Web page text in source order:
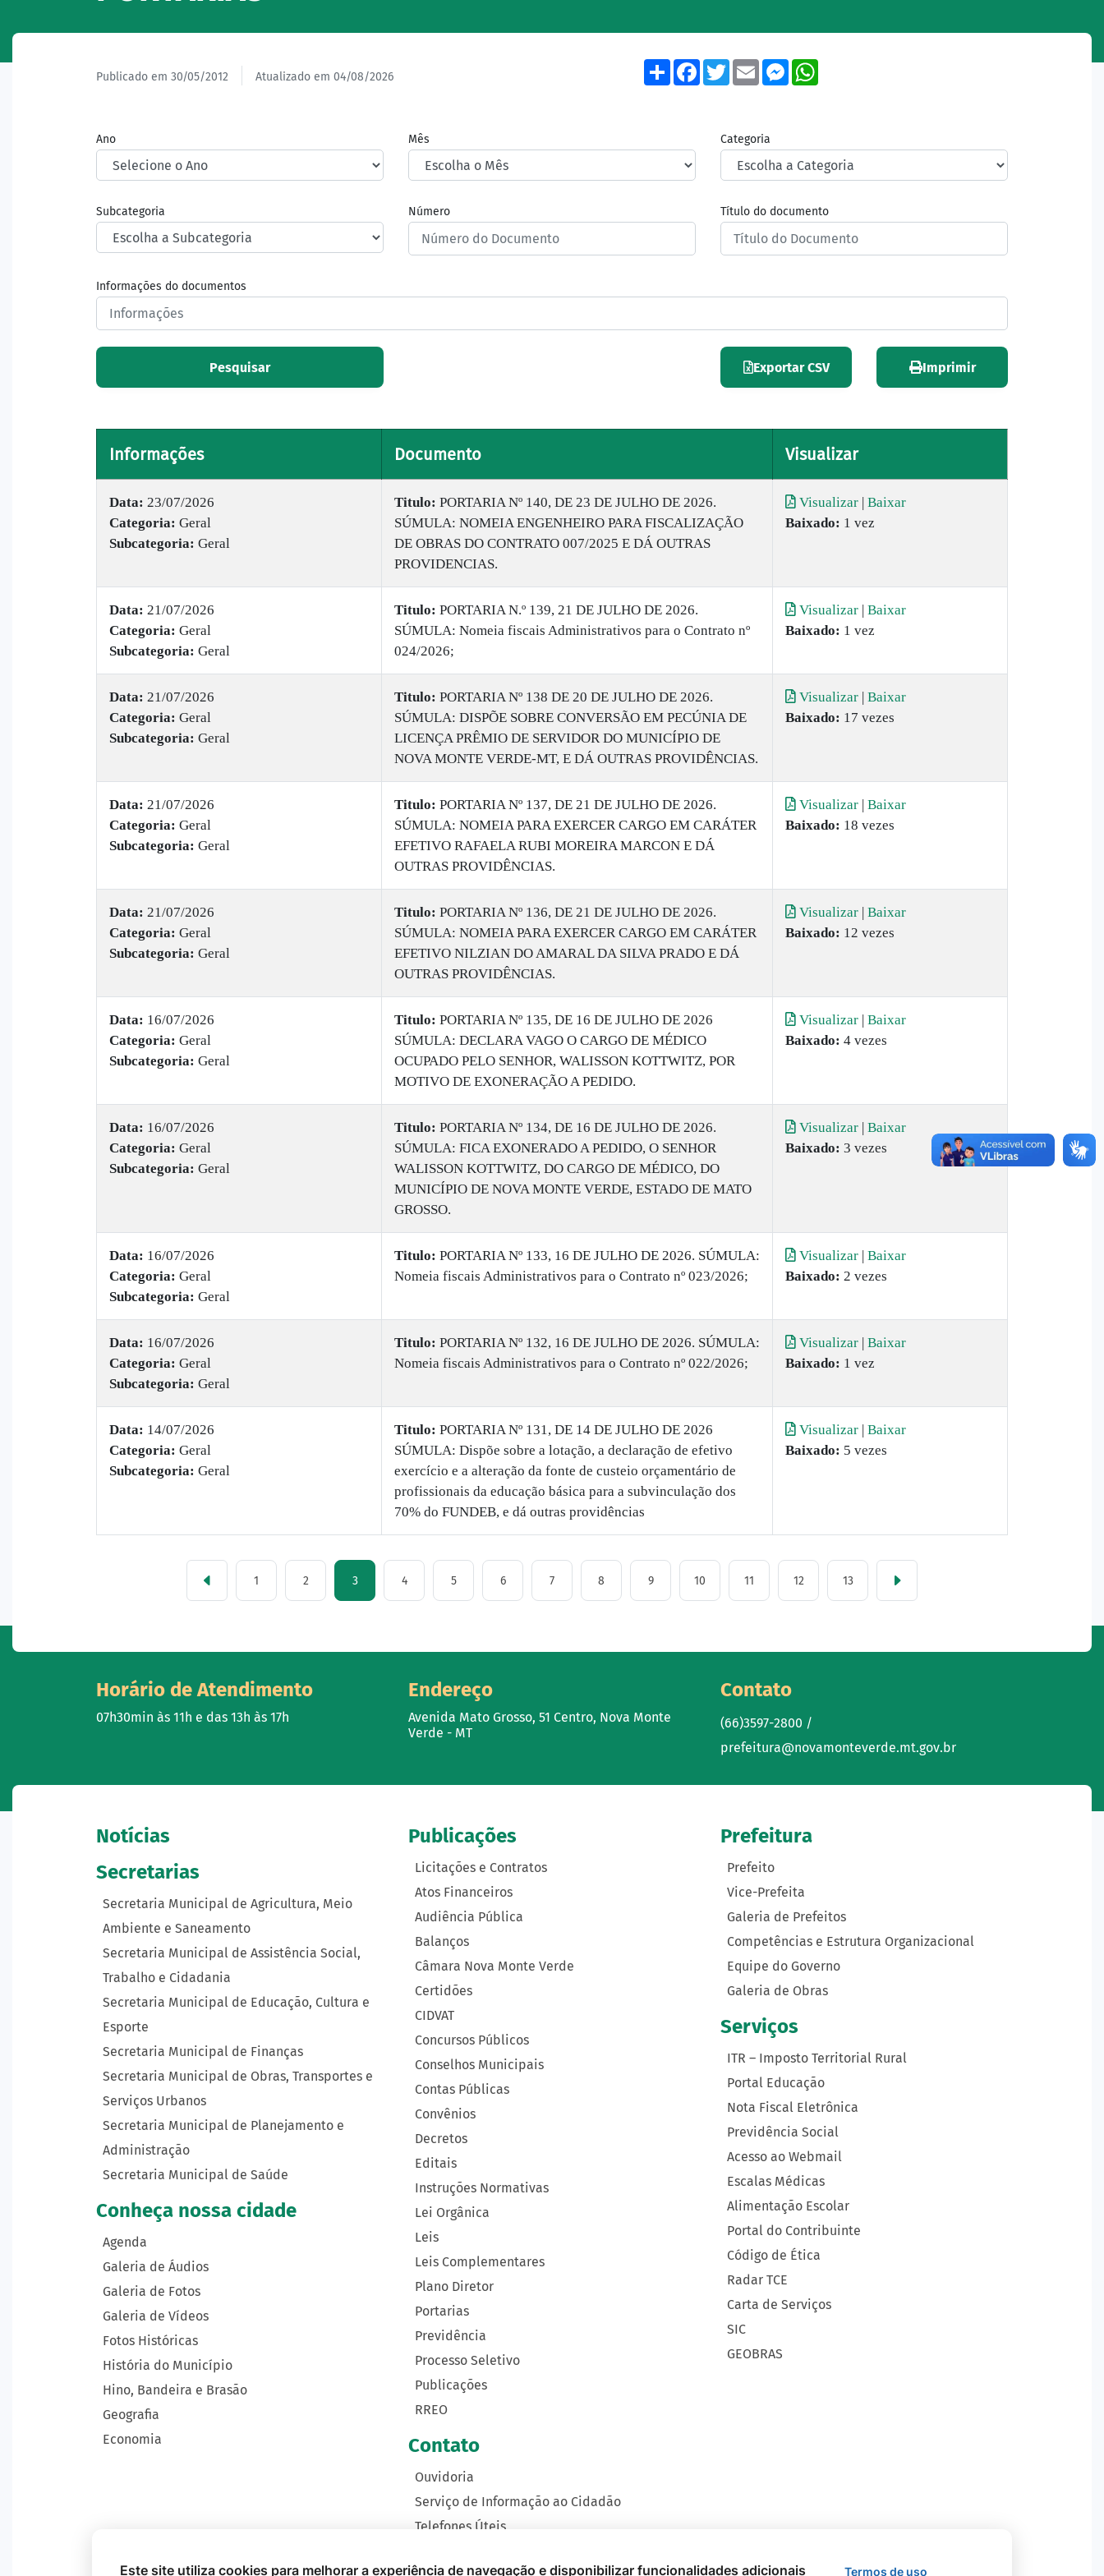
Publicado em 30/05/2012 Atualizado em 04/08/2026
ShareFacebook
TwitterEmailMessenger
Ano Mês Categoria
Subcategoria Número Título do documento
Informações do documentos
Pesquisar Exportar CSV Imprimir
Informações Documento Visualizar
Data: 23/07/2026
Categoria: Geral
Subcategoria: Geral
Titulo: PORTARIA Nº 140, DE 23 DE JULHO DE 2026.
SÚMULA: NOMEIA ENGENHEIRO PARA FISCALIZAÇÃO
DE OBRAS DO CONTRATO 007/2025 E DÁ OUTRAS
PROVIDENCIAS.
Visualizar | Baixar
Baixado: 1 vez
Data: 21/07/2026
Categoria: Geral
Subcategoria: Geral
Titulo: PORTARIA N.º 139, 21 DE JULHO DE 2026.
SÚMULA: Nomeia fiscais Administrativos para o Contrato nº
024/2026;
Visualizar | Baixar
Baixado: 1 vez
Data: 21/07/2026
Categoria: Geral
Subcategoria: Geral
Titulo: PORTARIA Nº 138 DE 20 DE JULHO DE 2026.
SÚMULA: DISPÕE SOBRE CONVERSÃO EM PECÚNIA DE
LICENÇA PRÊMIO DE SERVIDOR DO MUNICÍPIO DE
NOVA MONTE VERDE-MT, E DÁ OUTRAS PROVIDÊNCIAS.
Visualizar | Baixar
Baixado: 17 vezes
Data: 21/07/2026
Categoria: Geral
Subcategoria: Geral
Titulo: PORTARIA Nº 137, DE 21 DE JULHO DE 2026.
SÚMULA: NOMEIA PARA EXERCER CARGO EM CARÁTER
EFETIVO RAFAELA RUBI MOREIRA MARCON E DÁ
OUTRAS PROVIDÊNCIAS.
Visualizar | Baixar
Baixado: 18 vezes
Data: 21/07/2026
Categoria: Geral
Subcategoria: Geral
Titulo: PORTARIA Nº 136, DE 21 DE JULHO DE 2026.
SÚMULA: NOMEIA PARA EXERCER CARGO EM CARÁTER
EFETIVO NILZIAN DO AMARAL DA SILVA PRADO E DÁ
OUTRAS PROVIDÊNCIAS.
Visualizar | Baixar
Baixado: 12 vezes
Data: 16/07/2026
Categoria: Geral
Subcategoria: Geral
Titulo: PORTARIA Nº 135, DE 16 DE JULHO DE 2026
SÚMULA: DECLARA VAGO O CARGO DE MÉDICO
OCUPADO PELO SENHOR, WALISSON KOTTWITZ, POR
MOTIVO DE EXONERAÇÃO A PEDIDO.
Visualizar | Baixar
Baixado: 4 vezes
Data: 16/07/2026
Categoria: Geral
Subcategoria: Geral
Titulo: PORTARIA Nº 134, DE 16 DE JULHO DE 2026.
SÚMULA: FICA EXONERADO A PEDIDO, O SENHOR
WALISSON KOTTWITZ, DO CARGO DE MÉDICO, DO
MUNICÍPIO DE NOVA MONTE VERDE, ESTADO DE MATO
GROSSO.
Visualizar | Baixar
Baixado: 3 vezes
Data: 16/07/2026
Categoria: Geral
Subcategoria: Geral
Titulo: PORTARIA Nº 133, 16 DE JULHO DE 2026. SÚMULA:
Nomeia fiscais Administrativos para o Contrato nº 023/2026;
Visualizar | Baixar
Baixado: 2 vezes
Data: 16/07/2026
Categoria: Geral
Subcategoria: Geral
Titulo: PORTARIA Nº 132, 16 DE JULHO DE 2026. SÚMULA:
Nomeia fiscais Administrativos para o Contrato nº 022/2026;
Visualizar | Baixar
Baixado: 1 vez
Data: 14/07/2026
Categoria: Geral
Subcategoria: Geral
Titulo: PORTARIA Nº 131, DE 14 DE JULHO DE 2026
SÚMULA: Dispõe sobre a lotação, a declaração de efetivo
exercício e a alteração da fonte de custeio orçamentário de
profissionais da educação básica para a subvinculação dos
70% do FUNDEB, e dá outras providências
Visualizar | Baixar
Baixado: 5 vezes
1 2 3 4 5 6 7 8 9 10 11 12 13
Horário de Atendimento
07h30min às 11h e das 13h às 17h
Endereço
Avenida Mato Grosso, 51 Centro, Nova Monte
Verde - MT
Contato
(66)3597-2800 /
prefeitura@novamonteverde.mt.gov.br
Notícias
Secretarias
Secretaria Municipal de Agricultura, Meio
Ambiente e Saneamento
Secretaria Municipal de Assistência Social,
Trabalho e Cidadania
Secretaria Municipal de Educação, Cultura e
Esporte
Secretaria Municipal de Finanças
Secretaria Municipal de Obras, Transportes e
Serviços Urbanos
Secretaria Municipal de Planejamento e
Administração
Secretaria Municipal de Saúde
Conheça nossa cidade
Agenda
Galeria de Áudios
Galeria de Fotos
Galeria de Vídeos
Fotos Históricas
História do Município
Hino, Bandeira e Brasão
Geografia
Economia
Publicações
Licitações e Contratos
Atos Financeiros
Audiência Pública
Balanços
Câmara Nova Monte Verde
Certidões
CIDVAT
Concursos Públicos
Conselhos Municipais
Contas Públicas
Convênios
Decretos
Editais
Instruções Normativas
Lei Orgânica
Leis
Leis Complementares
Plano Diretor
Portarias
Previdência
Processo Seletivo
Publicações
RREO
Contato
Ouvidoria
Serviço de Informação ao Cidadão
Telefones Úteis
Prefeitura
Prefeito
Vice-Prefeita
Galeria de Prefeitos
Competências e Estrutura Organizacional
Equipe do Governo
Galeria de Obras
Serviços
ITR – Imposto Territorial Rural
Portal Educação
Nota Fiscal Eletrônica
Previdência Social
Acesso ao Webmail
Escalas Médicas
Alimentação Escolar
Portal do Contribuinte
Código de Ética
Radar TCE
Carta de Serviços
SIC
GEOBRAS
Este site utiliza cookies para melhorar a experiência de navegação e disponibilizar funcionalidades adicionais Termos de uso